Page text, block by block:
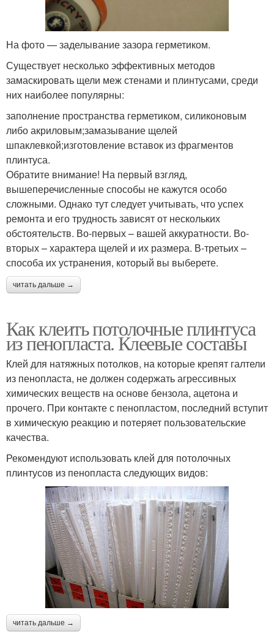
На фото — заделывание зазора герметиком.
Существует несколько эффективных методов
замаскировать щели меж стенами и плинтусами, среди
них наиболее популярны:
заполнение пространства герметиком, силиконовым
либо акриловым;замазывание щелей
шпаклевкой;изготовление вставок из фрагментов
плинтуса.
Обратите внимание! На первый взгляд,
вышеперечисленные способы не кажутся особо
сложными. Однако тут следует учитывать, что успех
ремонта и его трудность зависят от нескольких
обстоятельств. Во-первых – вашей аккуратности. Во-
вторых – характера щелей и их размера. В-третьих –
способа их устранения, который вы выберете.
читать дальше →
Как клеить потолочные плинтуса
из пенопласта. Клеевые составы
Клей для натяжных потолков, на которые крепят галтели
из пенопласта, не должен содержать агрессивных
химических веществ на основе бензола, ацетона и
прочего. При контакте с пенопластом, последний вступит
в химическую реакцию и потеряет пользовательские
качества.
Рекомендуют использовать клей для потолочных
плинтусов из пенопласта следующих видов:
читать дальше →